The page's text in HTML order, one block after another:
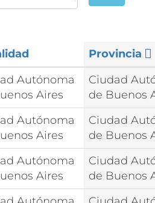
Provincia
Autónoma
Aires
Ciudad
de Buenos
Autónoma
Aires
Ciudad
de Buenos
Autónoma
Aires
Ciudad
de Buenos